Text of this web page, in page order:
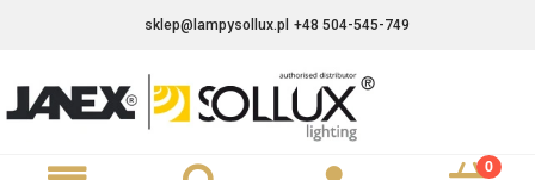
sklep@lampysollux.pl +48 504-545-749